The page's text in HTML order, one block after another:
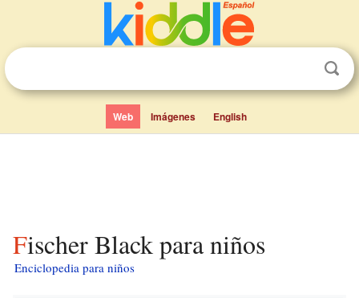
Web Imágenes English
Fischer Black para niños
Enciclopedia para niños